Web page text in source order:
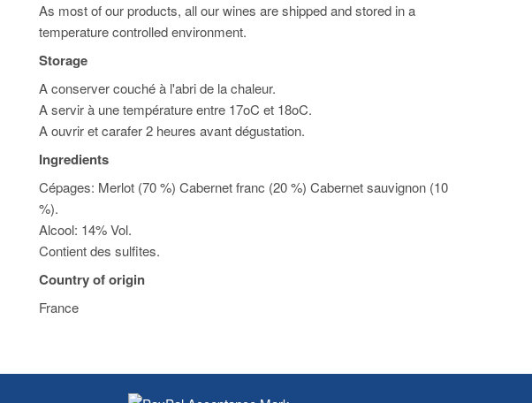
As most of our products, all our wines are shipped and stored in a
temperature controlled environment.
Storage
A conserver couché à l'abri de la chaleur.
A servir à une température entre 17oC et 18oC.
A ouvrir et carafer 2 heures avant dégustation.
Ingredients
Cépages: Merlot (70 %) Cabernet franc (20 %) Cabernet sauvignon (10
%).
Alcool: 14% Vol.
Contient des sulfites.
Country of origin
France